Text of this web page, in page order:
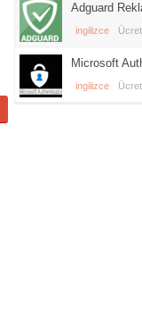
Adguard
ingilizce
Microsoft
ingilizce